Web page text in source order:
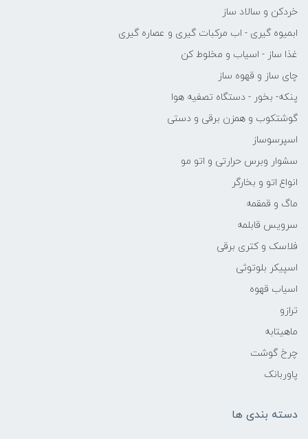
خردکن و سالاد ساز
ابمیوه گیری - اب مرکبات گیری و عصاره گیری
غذا ساز - اسیاب و مخلوط کن
چای ساز و قهوه ساز
پنکه- بخور - دستگاه تصفیه هوا
گوشتکوب و همزن برقی و دستی
اسپرسوساز
سشوار وبرس حرارتی و اتو مو
انواع اتو و بخارگر
ماگ و قمقمه
سرویس قابلمه
فلاسک و کتری برقی
اسپیکر بلوتوثی
اسیاب قهوه
ترازو
ماهیتابه
چرخ گوشت
پاوربانک
دسته بندی ها